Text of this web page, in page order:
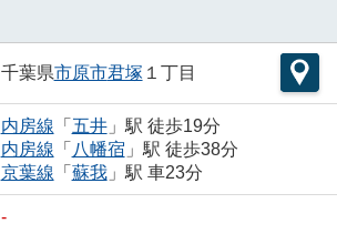
千葉県市原市君塚 １丁目
内房線 「 五井」駅 徒歩19分
内房線 「 八幡宿 」駅 徒歩38分
京葉線 「 蘇我」駅 車23分
-